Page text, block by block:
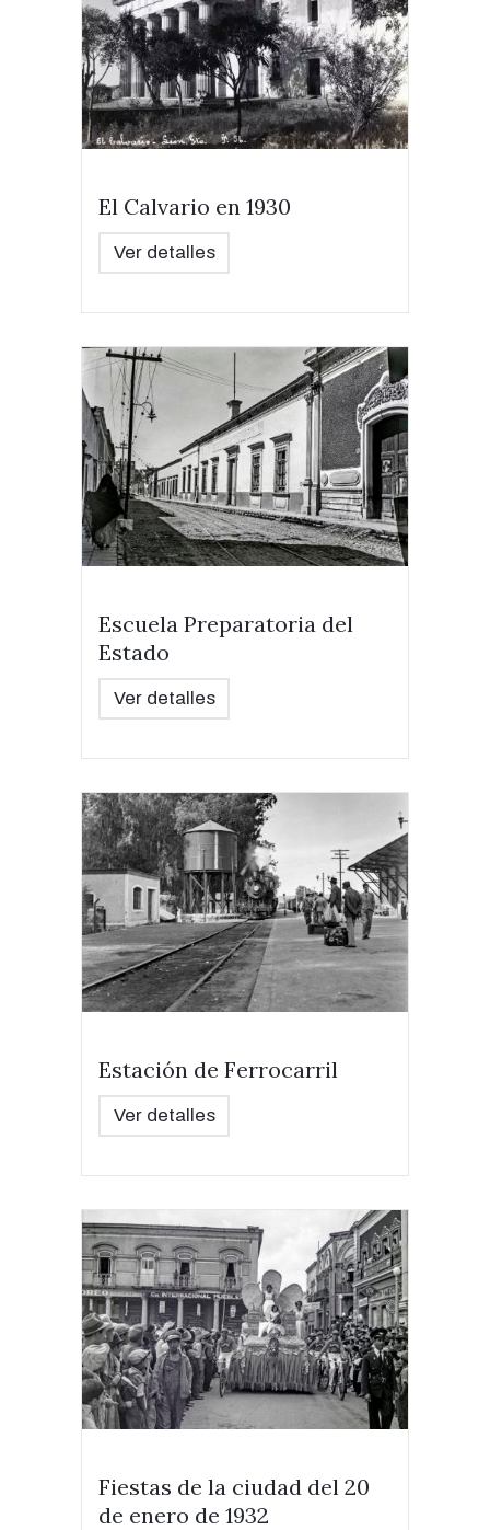
El Calvario en 1930
Ver detalles
Escuela Preparatoria del
Estado
Ver detalles
Estación de Ferrocarril
Ver detalles
Fiestas de la ciudad del 20
de enero de 1932